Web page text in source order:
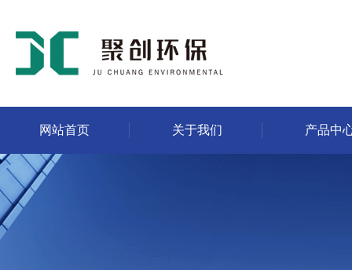
网站首页 关于我们 产品中